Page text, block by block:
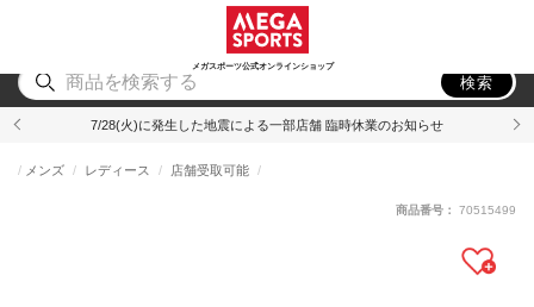
メガスポーツ公式オンラインショップ
アウトドア
検索
7/28(火)に発生した地震による一部店舗 臨時休業のお知らせ
メンズ レディース 店舗受取可能
商品番号： 70515499